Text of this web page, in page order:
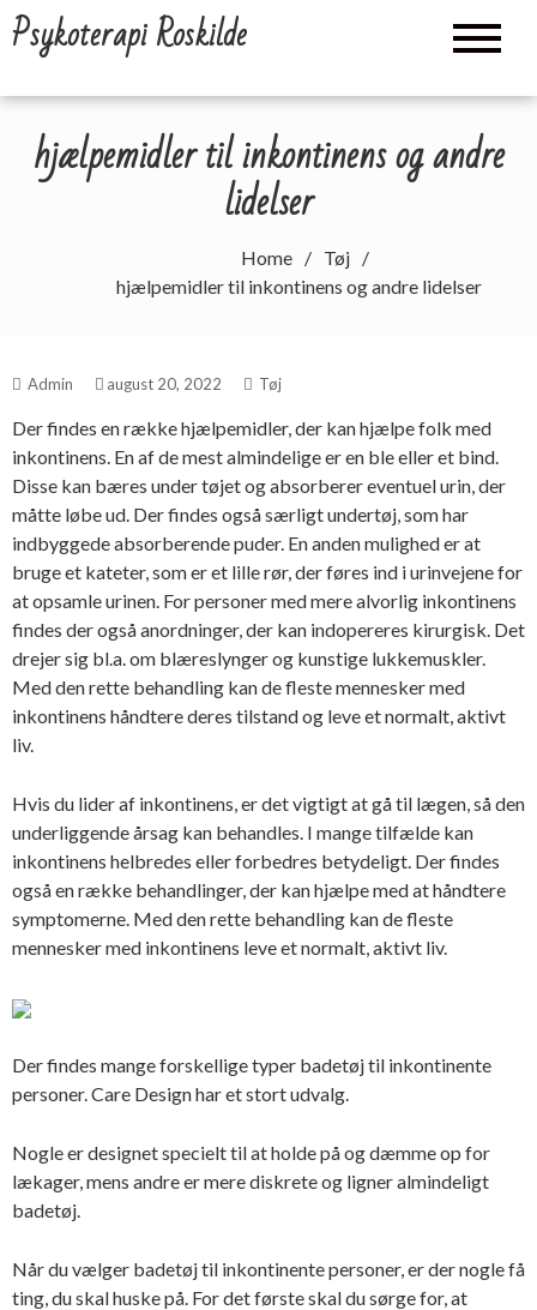
Skip
toPsykoterapi Roskilde
hjælpemidler til inkontinens og andre
lidelser
Home
Tøj
hjælpemidler til inkontinens og andre lidelser
Admin august 20, 2022 Tøj
Der findes en række hjælpemidler, der kan hjælpe folk med
inkontinens. En af de mest almindelige er en ble eller et bind.
Disse kan bæres under tøjet og absorberer eventuel urin, der
måtte løbe ud. Der findes også særligt undertøj, som har
indbyggede absorberende puder. En anden mulighed er at
bruge et kateter, som er et lille rør, der føres ind i urinvejene for
at opsamle urinen. For personer med mere alvorlig inkontinens
findes der også anordninger, der kan indopereres kirurgisk. Det
drejer sig bl.a. om blæreslynger og kunstige lukkemuskler.
Med den rette behandling kan de fleste mennesker med
inkontinens håndtere deres tilstand og leve et normalt, aktivt
liv.
Hvis du lider af inkontinens, er det vigtigt at gå til lægen, så den
underliggende årsag kan behandles. I mange tilfælde kan
inkontinens helbredes eller forbedres betydeligt. Der findes
også en række behandlinger, der kan hjælpe med at håndtere
symptomerne. Med den rette behandling kan de fleste
mennesker med inkontinens leve et normalt, aktivt liv.
Der findes mange forskellige typer badetøj til inkontinente
personer.Care Designhar et stort udvalg.
Nogle er designet specielt til at holde på og dæmme op for
lækager, mens andre er mere diskrete og ligner almindeligt
badetøj.
Når du vælger badetøj til inkontinente personer, er der nogle få
ting, du skal huske på. For det første skal du sørge for, at